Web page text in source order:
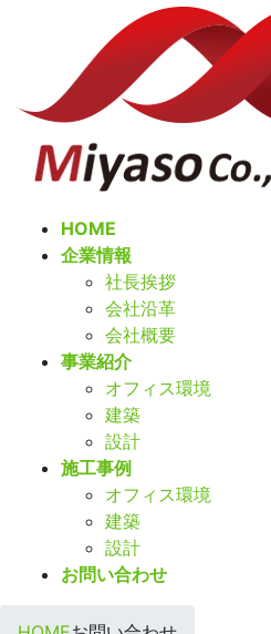
HOME
企業情報
社長挨拶
会社沿革
会社概要
事業紹介
オフィス環境
建築
設計
施工事例
オフィス環境
建築
設計
お問い合わせ